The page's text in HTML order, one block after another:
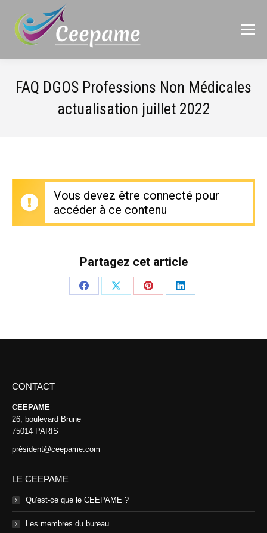
FAQ DGOS Professions Non Médicales
actualisation juillet 2022
Vous devez être connecté pour
accéder à ce contenu
Partagez cet article
PartagerPartagerPartagerPartager
CONTACT
CEEPAME
26, boulevard Brune
75014 PARIS
président@ceepame.com
LE CEEPAME
Qu'est-ce que le CEEPAME ?
Les membres du bureau